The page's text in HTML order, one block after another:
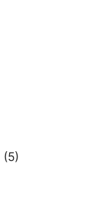
(5)